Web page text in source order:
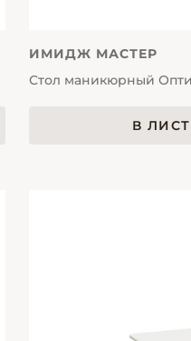
ИМИДЖ МАСТЕР
Стол маникюрный
В